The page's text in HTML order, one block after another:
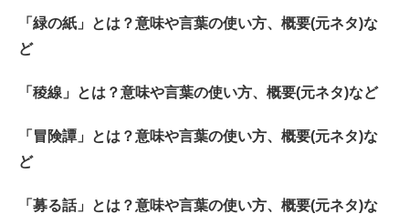
「緑の紙」とは？意味や言葉の使い方、概要(元ネタ)な
ど
「稜線」とは？意味や言葉の使い方、概要(元ネタ)など
「冒険譚」とは？意味や言葉の使い方、概要(元ネタ)な
ど
「募る話」とは？意味や言葉の使い方、概要(元ネタ)な